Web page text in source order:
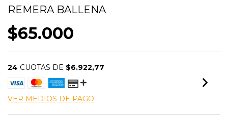
REMERA BALLENA
$65.000
24 CUOTAS DE $6.922,77
VER MEDIOS DE PAGO